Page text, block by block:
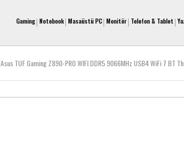
Gaming Notebook Masaüstü PC Monitör Telefon & Tablet
Asus TUF Gaming Z890-PRO WIFI DDR5 9066MHz USB4 WiFi 7 BT